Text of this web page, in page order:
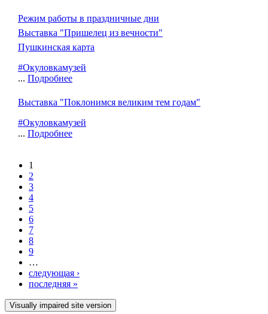
Режим работы в праздничные дни
Выставка "Пришелец из вечности"
Пушкинская карта
#Окуловкамузей
... Подробнее
Выставка "Поклонимся великим тем годам"
#Окуловкамузей
... Подробнее
Страницы
1
2
3
4
5
6
7
8
9
…
следующая ›
последняя »